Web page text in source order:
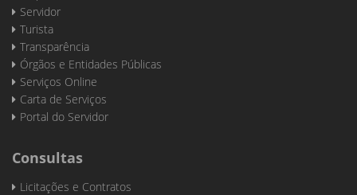
Servidor
Turista
Transparência
Órgãos e Entidades Públicas
Serviços Online
Carta de Serviços
Portal do Servidor
Consultas
Licitações e Contratos